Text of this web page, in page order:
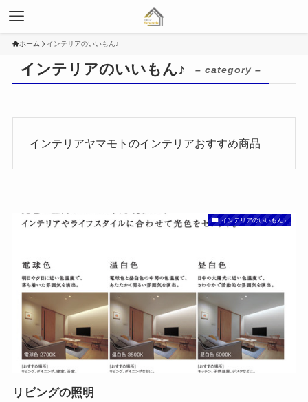
ホーム インテリアのいいもん♪
インテリアのいいもん♪ – category –
インテリアヤマモトのインテリアおすすめ商品
インテリアのいいもん♪
リビングの照明